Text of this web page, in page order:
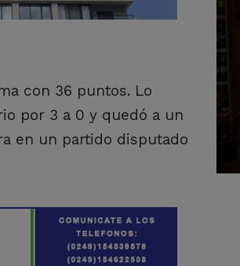
con 36 puntos. Lo
por 3 a 0 y quedó a un
en un partido disputado